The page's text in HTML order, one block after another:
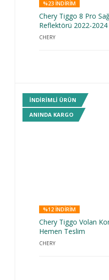
%23 INDIRIM
Chery Tiggo 8 Pro
Reflektörü 2022-
CHERY
INDIRIMLI ÜRÜN
ANINDA KARGO
%12 INDIRIM
Chery Tiggo Volan
Hemen Teslim
CHERY